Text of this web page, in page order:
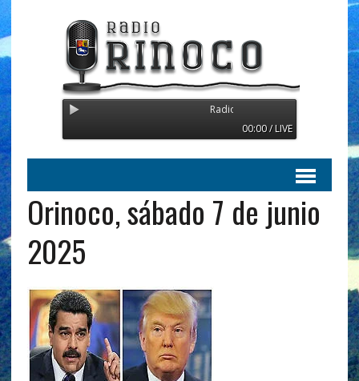
Radio Orinoco - Transmitiendo desde
00:00 / LIVE
Orinoco, sábado 7 de junio
2025